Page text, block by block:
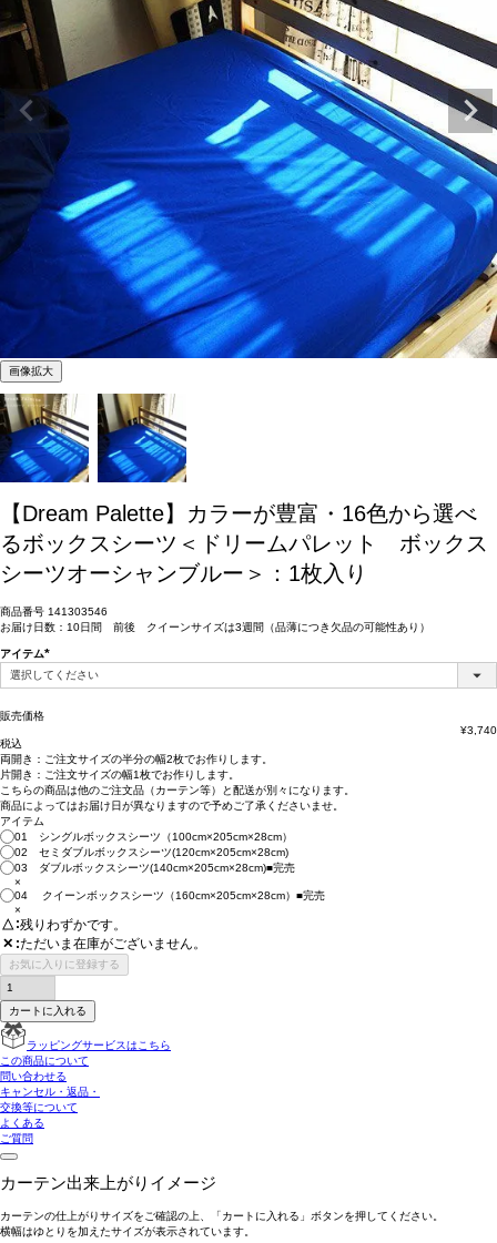
画像拡大
【Dream Palette】カラーが豊富・16色から選べ
るボックスシーツ＜ドリームパレット ボックス
シーツオーシャンブルー＞：1枚入り
商品番号 141303546
お届け日数：10日間 前後 クイーンサイズは3週間（品薄につき欠品の可能性あり）
アイテム
(必
販売価格
¥3,740
税込
両開き： ご注文サイズの半分の幅2枚でお作りします。
片開き： ご注文サイズの幅1枚でお作りします。
こちらの商品は他のご注文品（カーテン等）と配送が別々 になります。
商品によってはお届け日が異なりますので予めご了承くださいませ。
アイテム
01 シングルボックスシーツ（100cm×205cm×28cm）
02 セミダブルボックスシーツ(120cm×205cm×28cm)
03 ダブルボックスシーツ(140cm×205cm×28cm)■完売
×
04 クイーンボックスシーツ（160cm×205cm×28cm）■完売
×
△ 残りわずかです。
✕ ただいま在庫がございません。
お気に入りに登録する
カートに入れる
ラッピングサービスはこちら
この商品について
問い合わせる
キャンセル・返品・
交換等について
よくある
ご質問
カーテン出来上がりイメージ
カーテンの仕上がりサイズをご確認の上、「カートに入れる」ボタンを押してください。
横幅はゆとりを加えたサイズが表示されています。